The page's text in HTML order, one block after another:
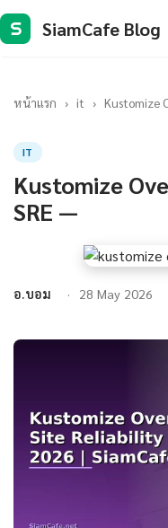
S SiamCafe Blog
หน้าแรก › it › Kustomize
IT
Kustomize
SRE —
อ.บอม 28 May 2026